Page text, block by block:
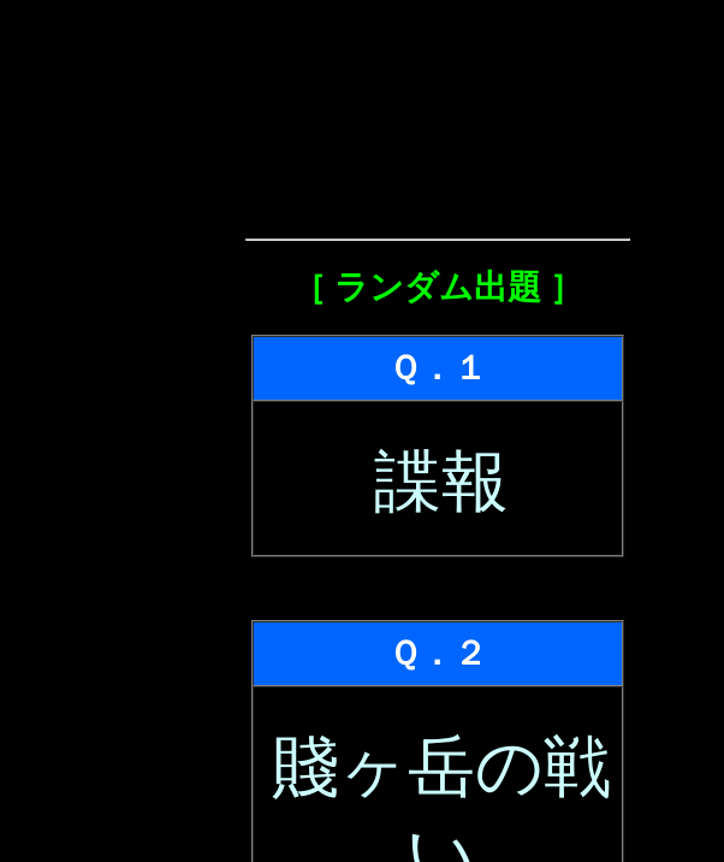
［ ランダム出題 ］
Ｑ．１
諜報
Ｑ．２
賤ヶ岳の戦